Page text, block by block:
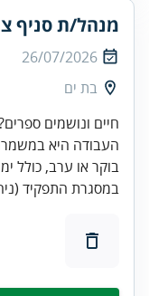
מנהל/ת סניף
26/07/2026
בת ים
בוקר או ערב, כולל
במסגרת התפקיד